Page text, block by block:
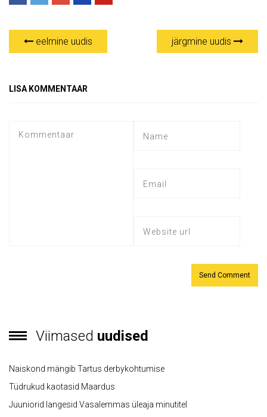
eelmine uudis järgmine uudis
LISA KOMMENTAAR
Viimased uudised
Naiskond mängib Tartus derbykohtumise
Tüdrukud kaotasid Maardus
Juuniorid langesid Vasalemmas üleaja minutitel